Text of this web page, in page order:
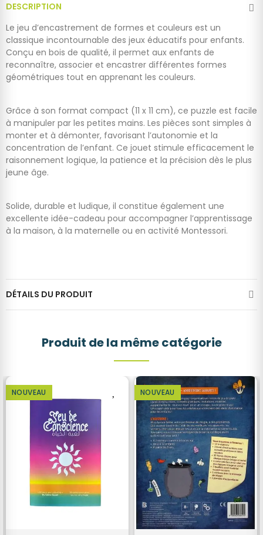
DESCRIPTION
Le jeu d’encastrement de formes et couleurs est un
classique incontournable des jeux éducatifs pour enfants.
Conçu en bois de qualité, il permet aux enfants de
reconnaître, associer et encastrer différentes formes
géométriques tout en apprenant les couleurs.
Grâce à son format compact (11 x 11 cm), ce puzzle est facile
à manipuler par les petites mains. Les pièces sont simples à
monter et à démonter, favorisant l’autonomie et la
concentration de l’enfant. Ce jouet stimule efficacement le
raisonnement logique, la patience et la précision dès le plus
jeune âge.
Solide, durable et ludique, il constitue également une
excellente idée-cadeau pour accompagner l’apprentissage
à la maison, à la maternelle ou en activité Montessori.
DÉTAILS DU PRODUIT
Produit de la même catégorie
NOUVEAU NOUVEAU